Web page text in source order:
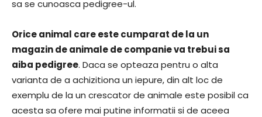
sa se cunoasca pedigree-ul.
Orice animal care este cumparat de la un
magazin de animale de companie va trebui sa
aiba pedigree. Daca se opteaza pentru o alta
varianta de a achizitiona un iepure, din alt loc de
exemplu de la un crescator de animale este posibil ca
acesta sa ofere mai putine informatii si de aceea